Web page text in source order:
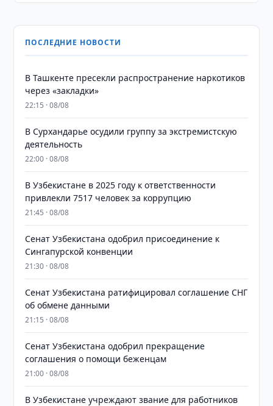
ПОСЛЕДНИЕ НОВОСТИ
В Ташкенте пресекли распространение наркотиков
через «закладки»
22:15 · 08/08
В Сурхандарье осудили группу за экстремистскую
деятельность
22:00 · 08/08
В Узбекистане в 2025 году к ответственности
привлекли 7517 человек за коррупцию
21:45 · 08/08
Сенат Узбекистана одобрил присоединение к
Сингапурской конвенции
21:30 · 08/08
Сенат Узбекистана ратифицировал соглашение СНГ
об обмене данными
21:15 · 08/08
Сенат Узбекистана одобрил прекращение
соглашения о помощи беженцам
21:00 · 08/08
В Узбекистане учреждают звание для работников